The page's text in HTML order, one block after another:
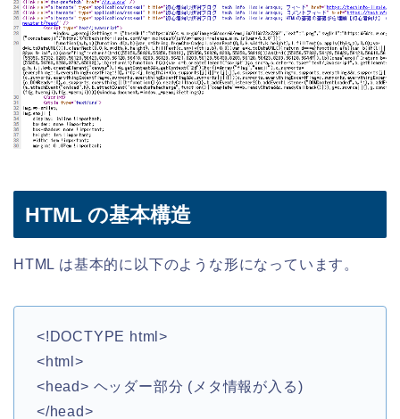
HTML の基本構造
HTML は基本的に以下のような形になっています。
<!DOCTYPE html>
<html>
<head> ヘッダー部分 (メタ情報が入る)
</head>